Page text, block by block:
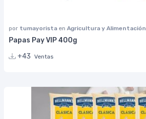
por tumayorista en Agricultura y Alimentación
Papas Pay VIP 400g
+43 Ventas